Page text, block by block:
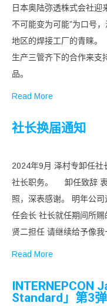
日本奥陆弥透株式会社迎
不可能变为可能”为口号
地区的焊接工厂的青睐
生产三管齐下的合作来支
品。
Read More
社长换届通知
2024年9月 泽村专卸任
社长职务。 卸任致辞 衷
照，深表感谢。 明年公
任会长 社长就任期间所
贤二担任 请继续给予像
Read More
INTERNEPCON
Standard」第3